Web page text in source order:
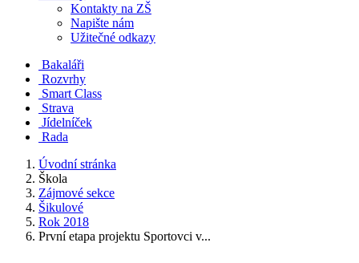
Kontakty na ZŠ
Napište nám
Užitečné odkazy
Bakaláři
Rozvrhy
Smart Class
Strava
Jídelníček
Rada
Úvodní stránka
Škola
Zájmové sekce
Šikulové
Rok 2018
První etapa projektu Sportovci v...